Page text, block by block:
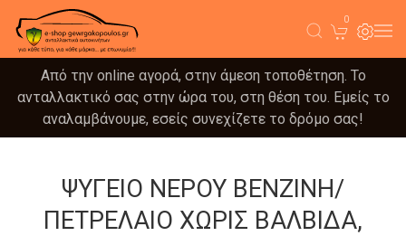
0
Από την online αγορά, στην άμεση τοποθέτηση. Το
ανταλλακτικό σας στην ώρα του, στη θέση του. Εμείς το
αναλαμβάνουμε, εσείς συνεχίζετε το δρόμο σας!
ΨΥΓΕΙΟ ΝΕΡΟΥ ΒΕΝΖΙΝΗ/
ΠΕΤΡΕΛΑΙΟ ΧΩΡΙΣ ΒΑΛΒΙΔΑ,